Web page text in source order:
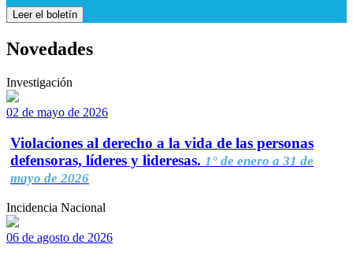
Leer el boletín
Novedades
Investigación
02 de mayo de 2026
Violaciones al derecho a la vida de las personas
defensoras, líderes y lideresas. 1° de enero a 31 de
mayo de 2026
Incidencia Nacional
06 de agosto de 2026